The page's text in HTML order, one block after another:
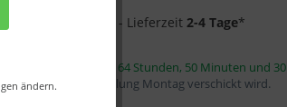
ändern.
- Lieferzeit2-4 Tage*
64 Stunden, 50 Minuten und 29
, damit die Bestellung Montag verschickt wird.